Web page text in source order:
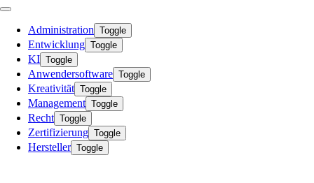
Administration Toggle
Entwicklung Toggle
KI Toggle
Anwendersoftware Toggle
Kreativität Toggle
Management Toggle
Recht Toggle
Zertifizierung Toggle
Hersteller Toggle